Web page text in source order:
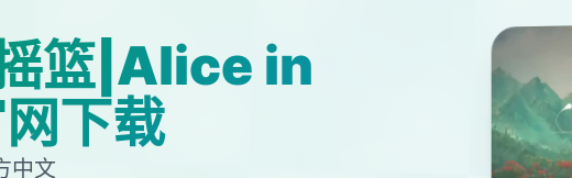
篮|Alice in
下载
中文